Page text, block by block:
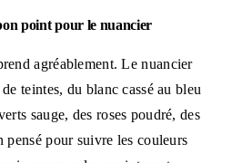
point pour le nuancier
agréablement. Le nuancier
teintes, du blanc cassé au bleu
sauge, des roses poudré, des
pensé pour suivre les couleurs